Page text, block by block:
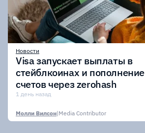
Новости
Visa запускает выплаты в
стейблкоинах и пополнение
счетов через zerohash
1 день назад
Молли Вилсон|Media Contributor